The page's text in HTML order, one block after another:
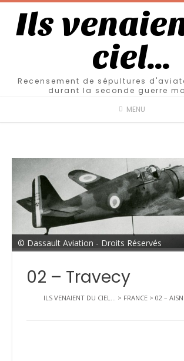
Ils
ciel…
Recensement de sépultures
durant la seconde guerre
MENU
© Dassault Aviation - Droits Réservés
02 – Travecy
ILS VENAIENT DU CIEL... > FRANCE > 02 –